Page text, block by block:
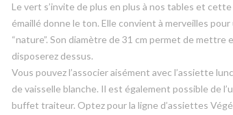
Le vert s’invite de plus en plus à nos tables et
émaillé donne le ton. Elle convient à merveilles
“nature”. Son diamètre de 31 cm permet de mettre
disposerez dessus.
Vous pouvez l’associer aisément avec l’assiette
de vaisselle blanche. Il est également possible de
buffet traiteur. Optez pour la ligne d’assiettes